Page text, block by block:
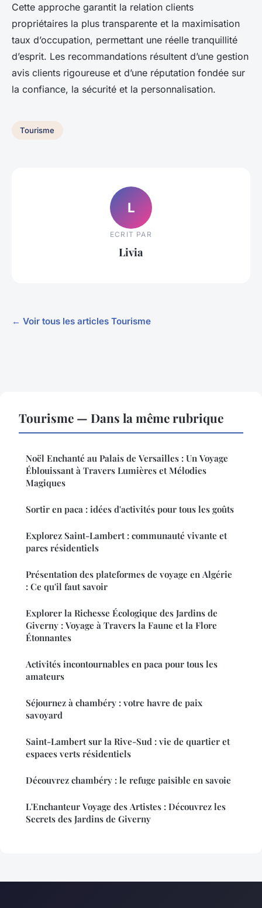
Cette approche garantit la relation clients
propriétaires la plus transparente et la maximisation
taux d’occupation, permettant une réelle tranquillité
d’esprit. Les recommandations résultent d’une gestion
avis clients rigoureuse et d’une réputation fondée sur
la confiance, la sécurité et la personnalisation.
Tourisme
L
ECRIT PAR
Livia
← Voir tous les articles Tourisme
Tourisme — Dans la même rubrique
Noël Enchanté au Palais de Versailles : Un Voyage
Éblouissant à Travers Lumières et Mélodies
Magiques
Sortir en paca : idées d'activités pour tous les goûts
Explorez Saint-Lambert : communauté vivante et
parcs résidentiels
Présentation des plateformes de voyage en Algérie
: Ce qu'il faut savoir
Explorer la Richesse Écologique des Jardins de
Giverny : Voyage à Travers la Faune et la Flore
Étonnantes
Activités incontournables en paca pour tous les
amateurs
Séjournez à chambéry : votre havre de paix
savoyard
Saint-Lambert sur la Rive-Sud : vie de quartier et
espaces verts résidentiels
Découvrez chambéry : le refuge paisible en savoie
L'Enchanteur Voyage des Artistes : Découvrez les
Secrets des Jardins de Giverny